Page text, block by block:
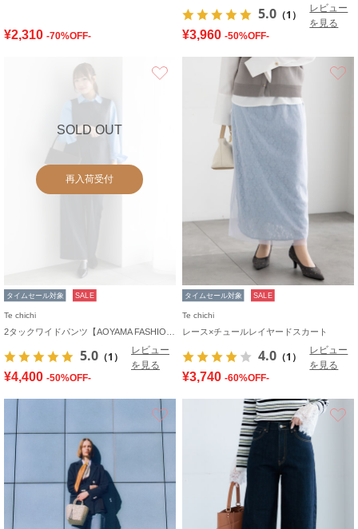
¥2,310 -70%OFF-
5.0 （1）
レビュー
を見る
¥3,960 -50%OFF-
SOLD OUT
再入荷受付
タイムセール対象 SALE
Te chichi
5.0 （1）
レビュー
を見る
¥4,400 -50%OFF-
タイムセール対象 SALE
Te chichi
レース×チュールレイヤードスカート
4.0 （1）
レビュー
を見る
¥3,740 -60%OFF-